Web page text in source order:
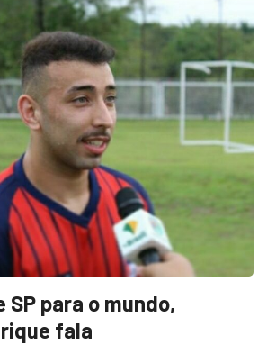
SP para o mundo,
fala